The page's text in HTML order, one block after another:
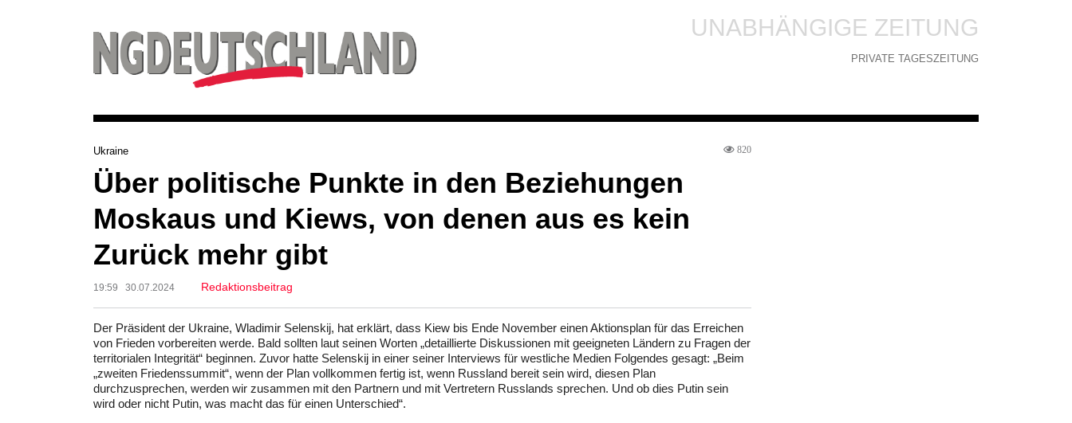
UNABHÄNGIGE ZEITUNG
PRIVATE TAGESZEITUNG
Ukraine 820
Über politische Punkte in den Beziehungen
Moskaus und Kiews, von denen aus es kein
Zurück mehr gibt
19:59 30.07.2024 Redaktionsbeitrag
Der Präsident der Ukraine, Wladimir Selenskij, hat erklärt, dass Kiew bis Ende November einen Aktionsplan für das Erreichen
von Frieden vorbereiten werde. Bald sollten laut seinen Worten „detaillierte Diskussionen mit geeigneten Ländern zu Fragen der
territorialen Integrität“ beginnen. Zuvor hatte Selenskij in einer seiner Interviews für westliche Medien Folgendes gesagt: „Beim
„zweiten Friedenssummit“, wenn der Plan vollkommen fertig ist, wenn Russland bereit sein wird, diesen Plan
durchzusprechen, werden wir zusammen mit den Partnern und mit Vertretern Russlands sprechen. Und ob dies Putin sein
wird oder nicht Putin, was macht das für einen Unterschied“.